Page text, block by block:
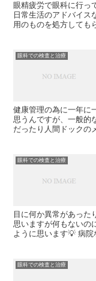
眼精疲労で眼科に行っ
日常生活のアドバイス
用のものを処方しても
眼科での検査と治療
健康管理の為に一年に
思うんですが、一般的
だったり人間ドックの
眼科での検査と治療
目に何か異常があった
思いますが何もないの
ように思います💡 病
眼科での検査と治療